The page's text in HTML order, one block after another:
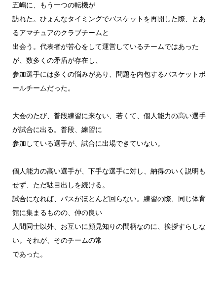
五嶋に、もう一つの転機が
訪れた。ひょんなタイミングでバスケットを再開した際、とあ
るアマチュアのクラブチームと
出会う。代表者が苦心をして運営しているチームではあった
が、数多くの矛盾が存在し、
参加選手には多くの悩みがあり、問題を内包するバスケットボ
ールチームだった。
大会のたび、普段練習に来ない、若くて、個人能力の高い選手
が試合に出る。普段、練習に
参加している選手が、試合に出場できていない。
個人能力の高い選手が、下手な選手に対し、納得のいく説明も
せず、ただ駄目出しを続ける。
試合になれば、パスがほとんど回らない。練習の際、同じ体育
館に集まるものの、仲の良い
人間同士以外、お互いに顔見知りの間柄なのに、挨拶すらしな
い。それが、そのチームの常
であった。